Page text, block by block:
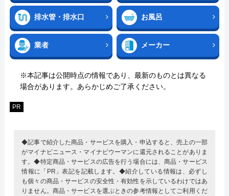
排水管・排水口 お風呂
業者 メーカー
※本記事は公開時点の情報であり、最新のものとは異なる
場合があります。あらかじめご了承ください。
PR
◆記事で紹介した商品・サービスを購入・申込すると、売上の一部
がマイナビニュース・マイナビウーマンに還元されることがありま
す。◆特定商品・サービスの広告を行う場合には、商品・サービス
情報に「PR」表記を記載します。◆紹介している情報は、必ずし
も個々の商品・サービスの安全性・有効性を示しているわけではあ
りません。商品・サービスを選ぶときの参考情報としてご利用くだ